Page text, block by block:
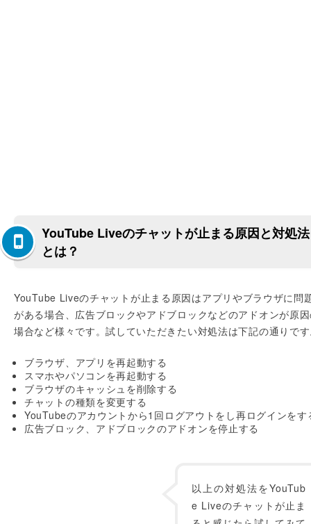
YouTube Liveのチャットが止まる原因と対処法
とは？
YouTube Liveのチャットが止まる原因はアプリやブラウザに問
がある場合、広告ブロックやアドブロックなどのアドオンが原
場合など様々です。試していただきたい対処法は下記の通りで
ブラウザ、アプリを再起動する
スマホやパソコンを再起動する
ブラウザのキャッシュを削除する
チャットの種類を変更する
YouTubeのアカウントから1回ログアウトをし再ログインをす
広告ブロック、アドブロックのアドオンを停止する
以上の対処法をYouTub
e Liveのチャットが止ま